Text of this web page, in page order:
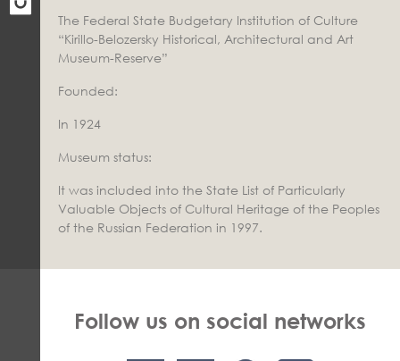
The Federal State Budgetary Institution of Culture
“Kirillo-Belozersky Historical, Architectural and Art
Museum-Reserve”
Founded:
In 1924
Museum status:
It was included into the State List of Particularly
Valuable Objects of Cultural Heritage of the Peoples
of the Russian Federation in 1997.
Follow us on social networks